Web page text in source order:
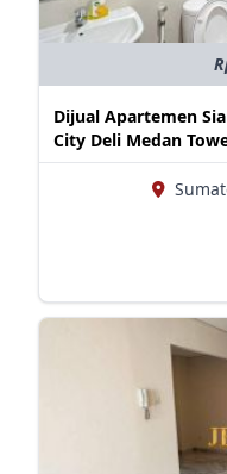
Dijual Apartemen
City Deli Medan